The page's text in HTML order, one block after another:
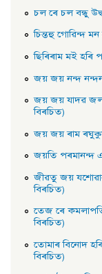
চল ৰে চল বন্ধু
চিন্তহু গােৱিন্দ
ছিৰিৰাম মই হৰি
জয় জয় নন্দ নন্দন
জয় জয় যাদৱ
বিৰচিত)
জয় জয় ৰাম ৰঘুকুল
জয়তি পৰমানন্দ এ
জীৱতু জয়
বিৰচিত)
তেজ ৰে কমলাপতি
বিৰচিত)
তােমাৰ বিনােদ
বিৰচিত)